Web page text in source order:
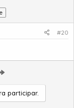
#20
participar.